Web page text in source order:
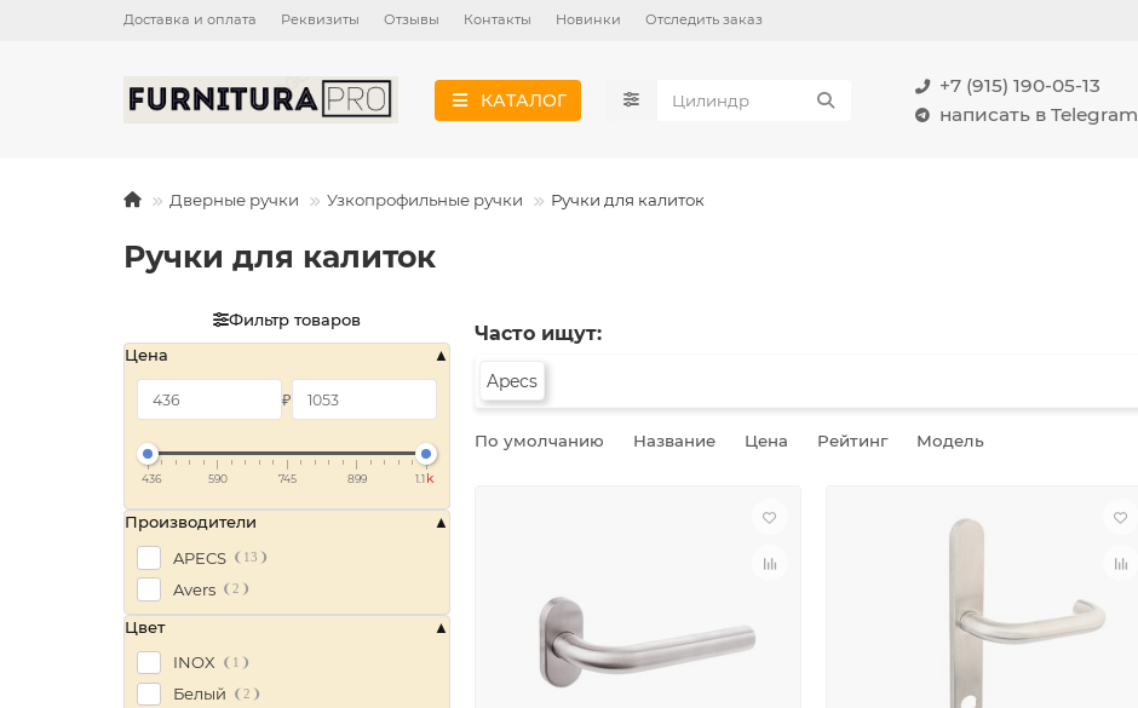
Доставка и оплата Реквизиты Отзывы Контакты Новинки Отследить заказ
КАТАЛОГ
+7 (915) 190-05-13
написать в Telegram
Дверные ручки Узкопрофильные ручки Ручки для калиток
Ручки для калиток
Фильтр товаров
Цена
₽
436 590 745 899 1.1k
Производители
APECS
13
Avers 2
Цвет
INOX
1
Белый 2
Часто ищут:
Apecs
По умолчанию Название Цена Рейтинг Модель